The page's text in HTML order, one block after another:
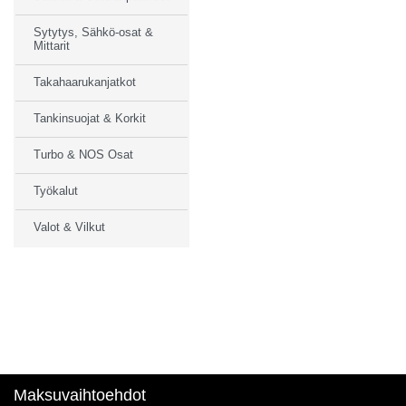
Sytytys, Sähkö-osat &
Mittarit
Takahaarukanjatkot
Tankinsuojat & Korkit
Turbo & NOS Osat
Työkalut
Valot & Vilkut
Maksuvaihtoehdot